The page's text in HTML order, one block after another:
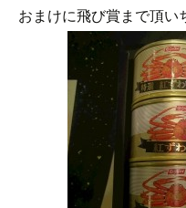
おまけに飛び賞まで頂